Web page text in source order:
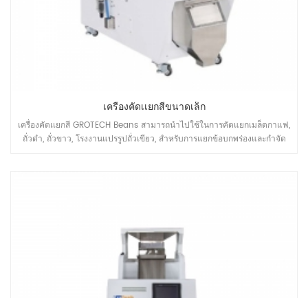
เครื่องคัดเเยกสีขนาดเล็ก
เครื่องคัดเเยกสี GROTECH Beans สามารถนำไปใช้ในการคัดแยกเมล็ดกาแฟ,
ถั่วดำ, ถั่วขาว, โรงงานแปรรูปถั่วเขียว, สำหรับการแยกข้อบกพร่องและกำจัด